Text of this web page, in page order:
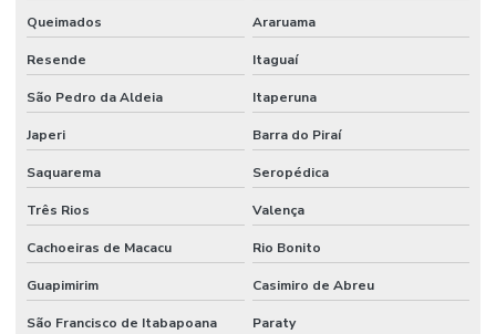
Projeto de hidrante
Projeto contra incêndio
Projeto de incêndio e pânico
Projeto de infraestrutura industrial
Projeto de montagem de estrutura metalica
Projeto de prevenção e combate a incêndio e pânico
Projeto de proteção contra incêndio
Queimados Araruama
Resende Itaguaí
São Pedro da Aldeia Itaperuna
Japeri Barra do Piraí
Saquarema Seropédica
Três Rios Valença
Cachoeiras de Macacu Rio Bonito
Guapimirim Casimiro de Abreu
São Francisco de Itabapoana Paraty